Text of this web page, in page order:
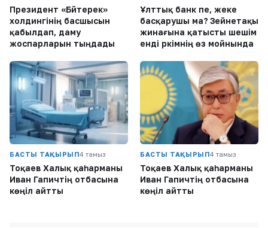
Президент «Бәйтерек»
холдингінің басшысын
қабылдап, даму
жоспарларын тыңдады
Ұлттық банк пе, жеке
басқарушы ма? Зейнетақы
жинағына қатысты шешім
енді әркімнің өз мойнында
БАСТЫ ТАҚЫРЫП4 тамыз
Тоқаев Халық қаһарманы
Иван Гапичтің отбасына
көңіл айтты
БАСТЫ ТАҚЫРЫП4 тамыз
Тоқаев Халық қаһарманы
Иван Гапичтің отбасына
көңіл айтты